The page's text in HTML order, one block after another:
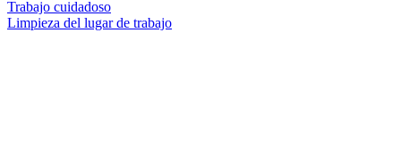
Trabajo cuidadoso
Limpieza del lugar de trabajo